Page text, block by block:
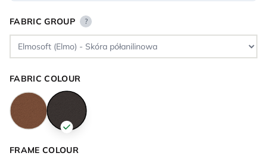
FABRIC GROUP ?
FABRIC COLOUR
FRAME COLOUR